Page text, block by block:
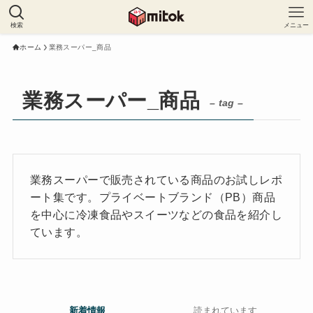
検索 メニュー
ホーム 業務スーパー_商品
業務スーパー_商品 – tag –
業務スーパーで販売されている商品のお試しレポ
ート集です。プライベートブランド（PB）商品
を中心に冷凍食品やスイーツなどの食品を紹介し
ています。
新着情報 読まれています